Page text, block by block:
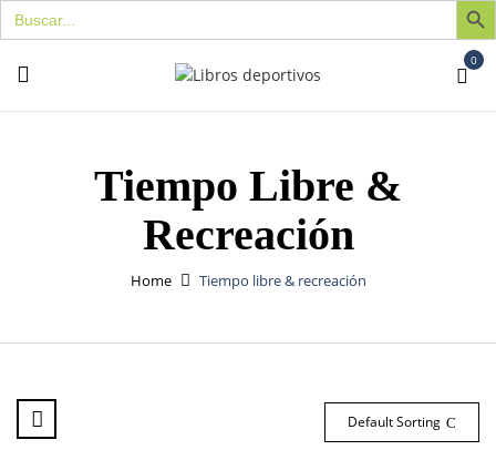
Buscar:
0
Tiempo Libre &
Recreación
Home Tiempo libre & recreación
Default Sorting